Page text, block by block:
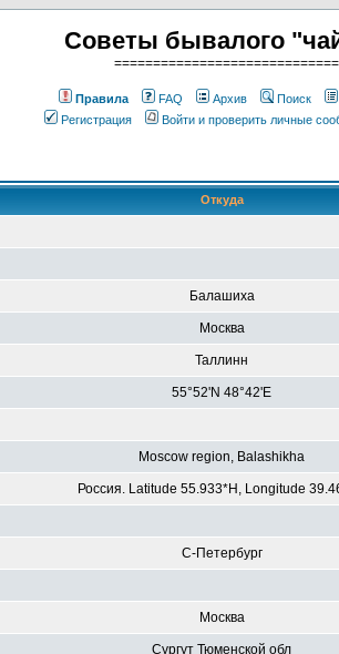
Советы бывалого
Правила FAQ Архив Поиск
Регистрация
Войти и проверить личные
Откуда
Балашиха
Москва
Таллинн
55°52'N 48°42'E
Moscow region, Balashikha
Россия. Latitude 55.933*H, Longitude
С-Петербург
Москва
Сургут Тюменской обл